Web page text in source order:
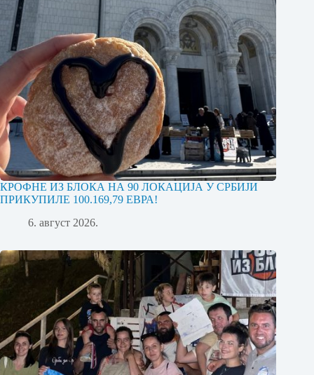
КРОФНЕ ИЗ БЛОКА НА 90 ЛОКАЦИЈА У СРБИЈИ
ПРИКУПИЛЕ 100.169,79 ЕВРА!
6. август 2026.